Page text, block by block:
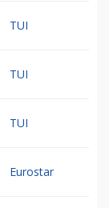
TUI
TUI
TUI
Eurostar